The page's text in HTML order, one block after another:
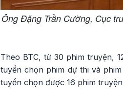
Ông Đặng Trần Cường, Cục
Theo BTC, từ 30 phim truyện,
tuyển chọn phim dự thi và
tuyển chọn được 16 phim